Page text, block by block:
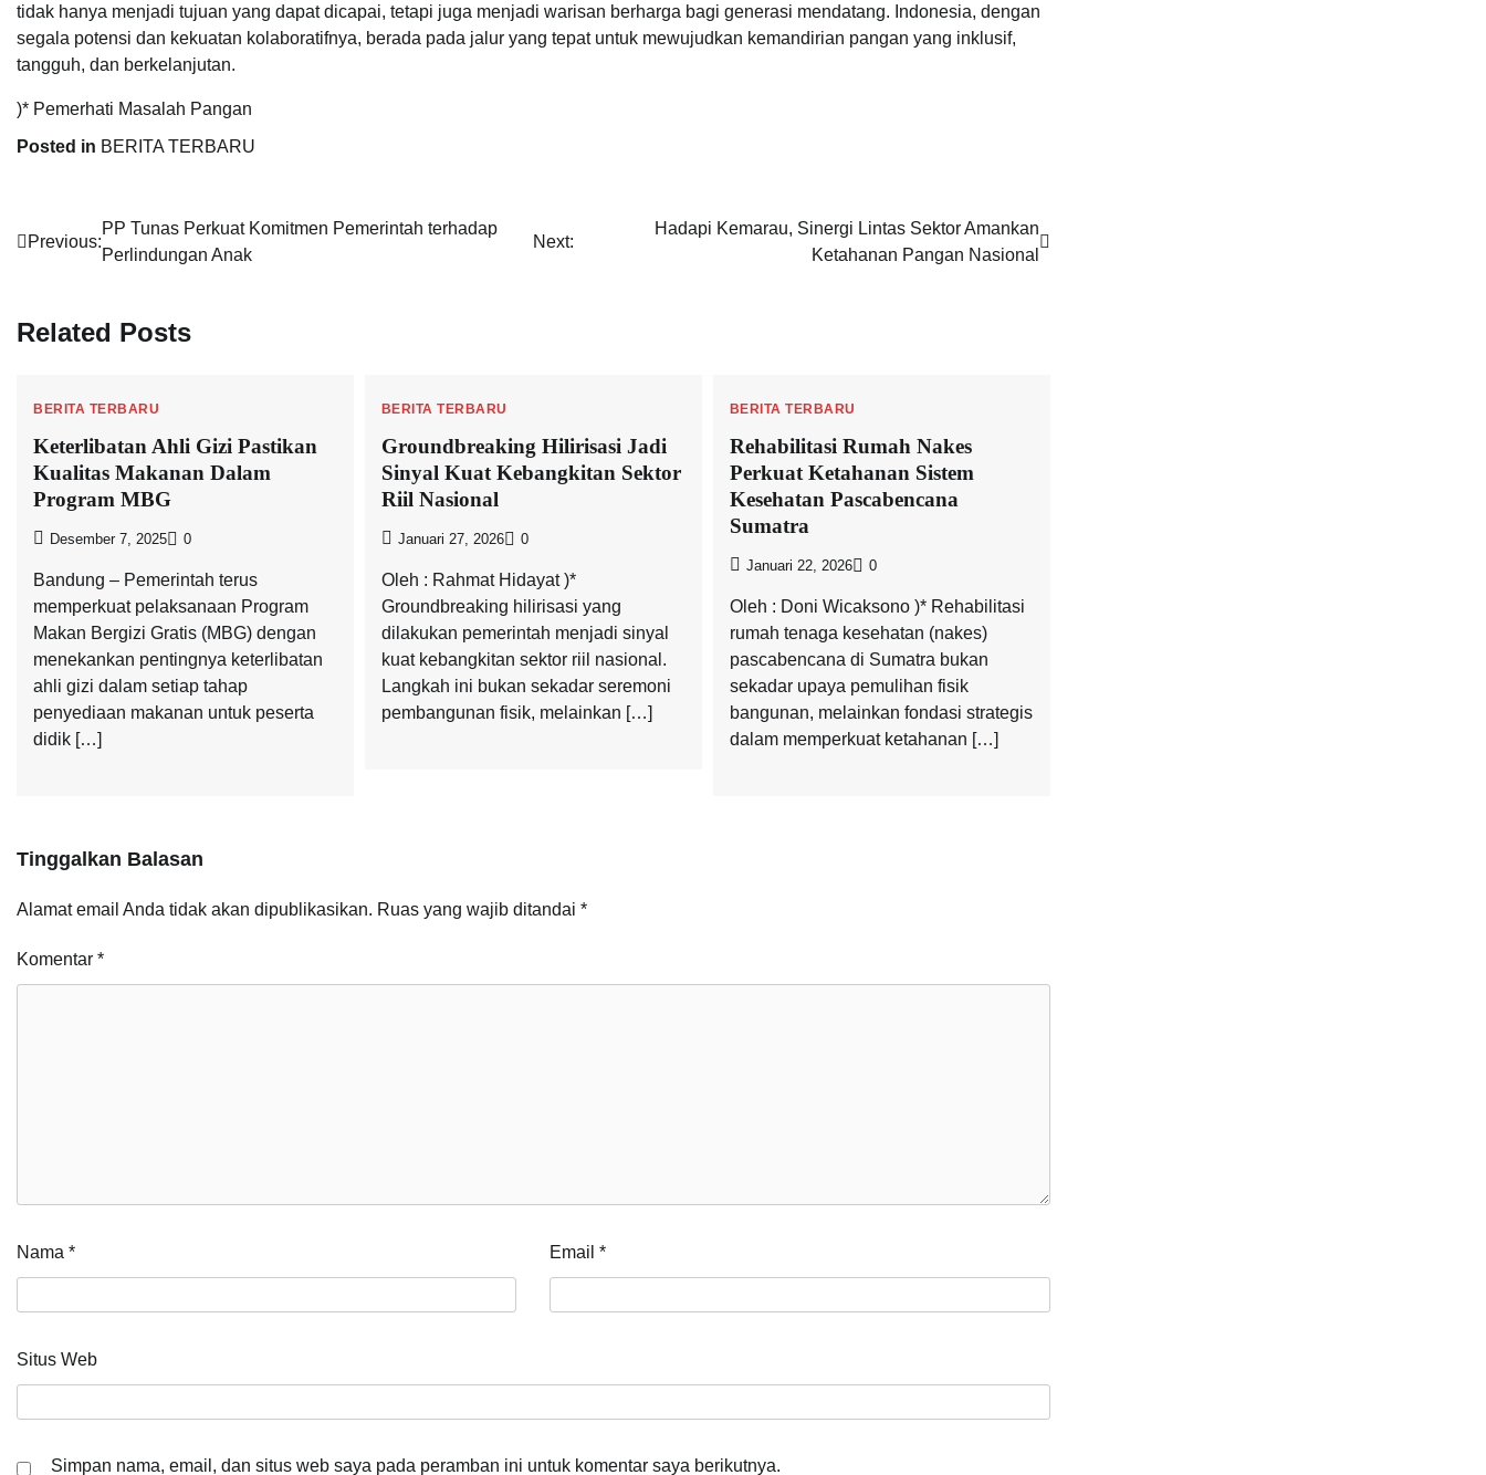
tidak hanya menjadi tujuan yang dapat dicapai, tetapi juga menjadi warisan berharga bagi generasi mendatang. Indonesia, dengan
segala potensi dan kekuatan kolaboratifnya, berada pada jalur yang tepat untuk mewujudkan kemandirian pangan yang inklusif,
tangguh, dan berkelanjutan.
)* Pemerhati Masalah Pangan
Posted in BERITA TERBARU
Navigasi
Previous:
PP Tunas Perkuat Komitmen Pemerintah terhadap
Perlindungan Anak
Next:
Hadapi Kemarau, Sinergi Lintas Sektor Amankan
Ketahanan Pangan Nasional
Related Posts
BERITA TERBARU
Keterlibatan Ahli Gizi Pastikan
Kualitas Makanan Dalam
Program MBG
Desember 7, 2025 0
Bandung – Pemerintah terus
memperkuat pelaksanaan Program
Makan Bergizi Gratis (MBG) dengan
menekankan pentingnya keterlibatan
ahli gizi dalam setiap tahap
penyediaan makanan untuk peserta
didik […]
BERITA TERBARU
Groundbreaking Hilirisasi Jadi
Sinyal Kuat Kebangkitan Sektor
Riil Nasional
Januari 27, 2026 0
Oleh : Rahmat Hidayat )*
Groundbreaking hilirisasi yang
dilakukan pemerintah menjadi sinyal
kuat kebangkitan sektor riil nasional.
Langkah ini bukan sekadar seremoni
pembangunan fisik, melainkan […]
BERITA TERBARU
Rehabilitasi Rumah Nakes
Perkuat Ketahanan Sistem
Kesehatan Pascabencana
Sumatra
Januari 22, 2026 0
Oleh : Doni Wicaksono )* Rehabilitasi
rumah tenaga kesehatan (nakes)
pascabencana di Sumatra bukan
sekadar upaya pemulihan fisik
bangunan, melainkan fondasi strategis
dalam memperkuat ketahanan […]
Tinggalkan Balasan
Alamat email Anda tidak akan dipublikasikan. Ruas yang wajib ditandai *
Komentar *
Nama * Email*
Situs Web
Simpan nama, email, dan situs web saya pada peramban ini untuk komentar saya berikutnya.